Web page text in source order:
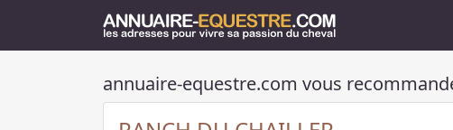
annuaire-equestre.com vous